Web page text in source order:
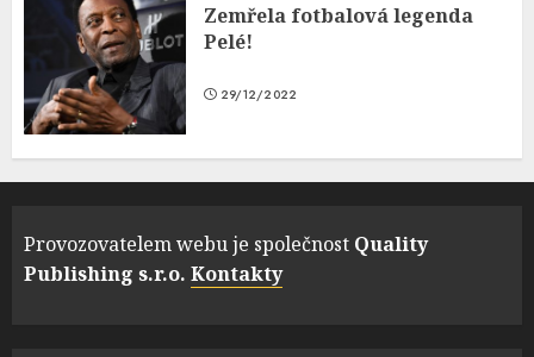
Zemřela fotbalová legenda
Pelé!
29/12/2022
Provozovatelem webu je společnost Quality
Publishing s.r.o. Kontakty